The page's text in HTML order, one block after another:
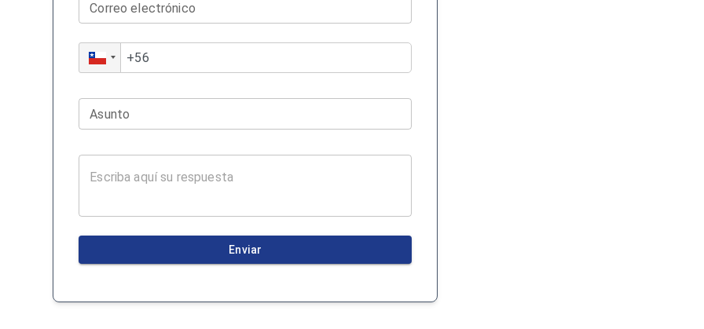
Correo electrónico
Asunto
Enviar